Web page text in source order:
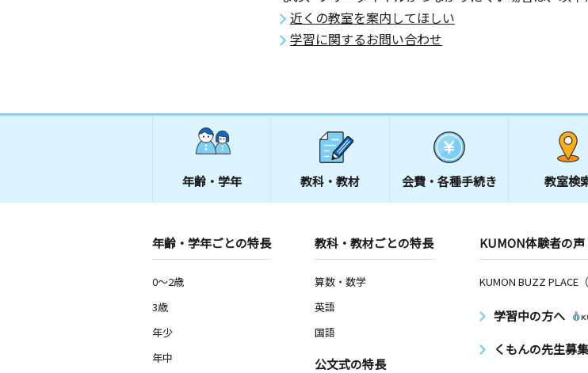
近くの教室を案内してほしい
学習に関するお問い合わせ
年齢・学年 教科・教材 会費・ 各種手続き 教室検
年齢・学年ごとの特長
0～2歳
3歳
年少
年中
教科・教材ごとの特長
算数・数学
英語
国語
公文式の特長
KUMON体験者の声
KUMON BUZZ PLACE
学習中の方へ
くもんの先生募集